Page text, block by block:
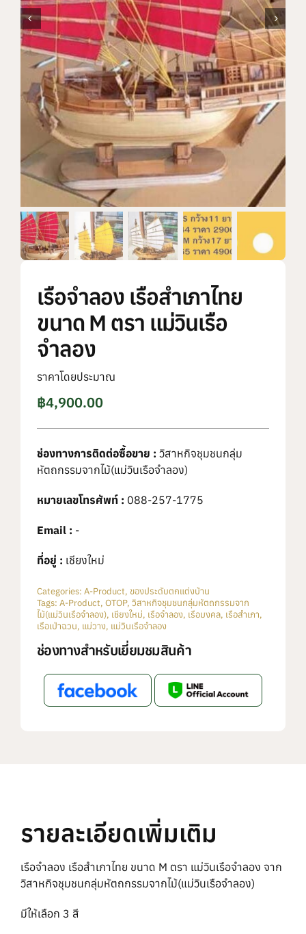
ติดต่อเรา
เรือจำลอง เรือสำเภาไทย
ขนาด M ตรา แม่วินเรือ
จำลอง
ราคาโดยประมาณ
฿4,900.00
ช่องทางการติดต่อซื้อขาย : วิสาหกิจชุมชนกลุ่ม
หัตถกรรมจากไม้(แม่วินเรือจำลอง)
หมายเลขโทรศัพท์ : 088-257-1775
Email : -
ที่อยู่ : เชียงใหม่
Categories: A-Product, ของประดับตกแต่งบ้าน
Tags: A-Product, OTOP, วิสาหกิจชุมชนกลุ่มหัตถกรรมจาก
ไม้(แม่วินเรือจำลอง), เชียงใหม่, เรือจำลอง, เรือมงคล, เรือสำเภา,
เรือเป่าฉวน, แม่วาง, แม่วินเรือจำลอง
ช่องทางสำหรับเยี่ยมชมสินค้า
รายละเอียดเพิ่มเติม
เรือจำลอง เรือสำเภาไทย ขนาด M ตรา แม่วินเรือจำลอง จาก
วิสาหกิจชุมชนกลุ่มหัตถกรรมจากไม้(แม่วินเรือจำลอง)
มีให้เลือก 3 สี